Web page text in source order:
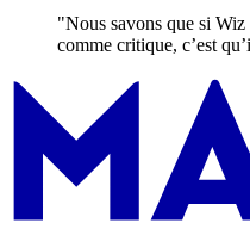
"Nous savons que si
comme critique, c’est